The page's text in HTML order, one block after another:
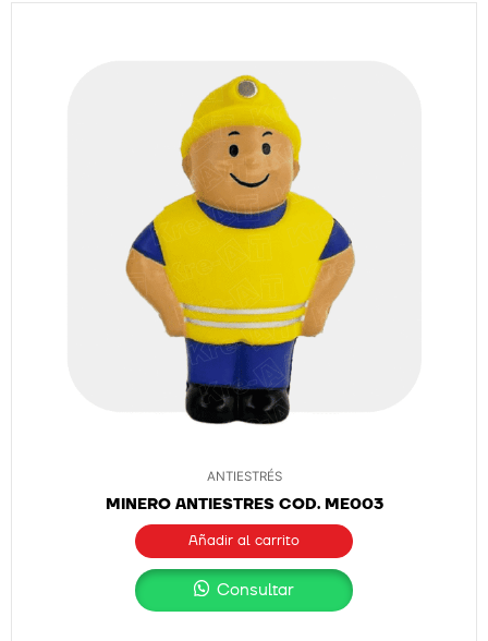
ANTIESTRÉS
MINERO ANTIESTRES COD. ME003
Añadir al carrito
Consultar